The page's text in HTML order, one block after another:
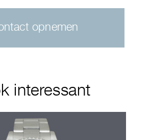
opnemen
interessant